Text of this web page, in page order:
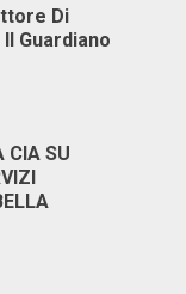
Di
Guardiano
CIA SU